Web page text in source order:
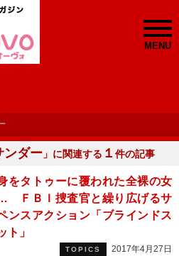
MENU
ンダー 」に関連する １ 件の記事
をタトゥーに覆われた全裸の女
ＦＢＩ捜査官と繰り広げるサ
ンスアクション「ブラインドス
ト」
TOPICS 2017年4月27日